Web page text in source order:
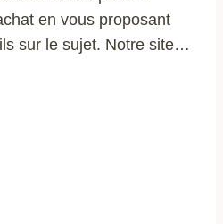
en vous proposant
sur le sujet. Notre site…